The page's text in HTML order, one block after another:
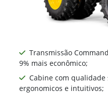
Transmissão
9% mais econômico;
Cabine com
ergonomicos e intuitivos;